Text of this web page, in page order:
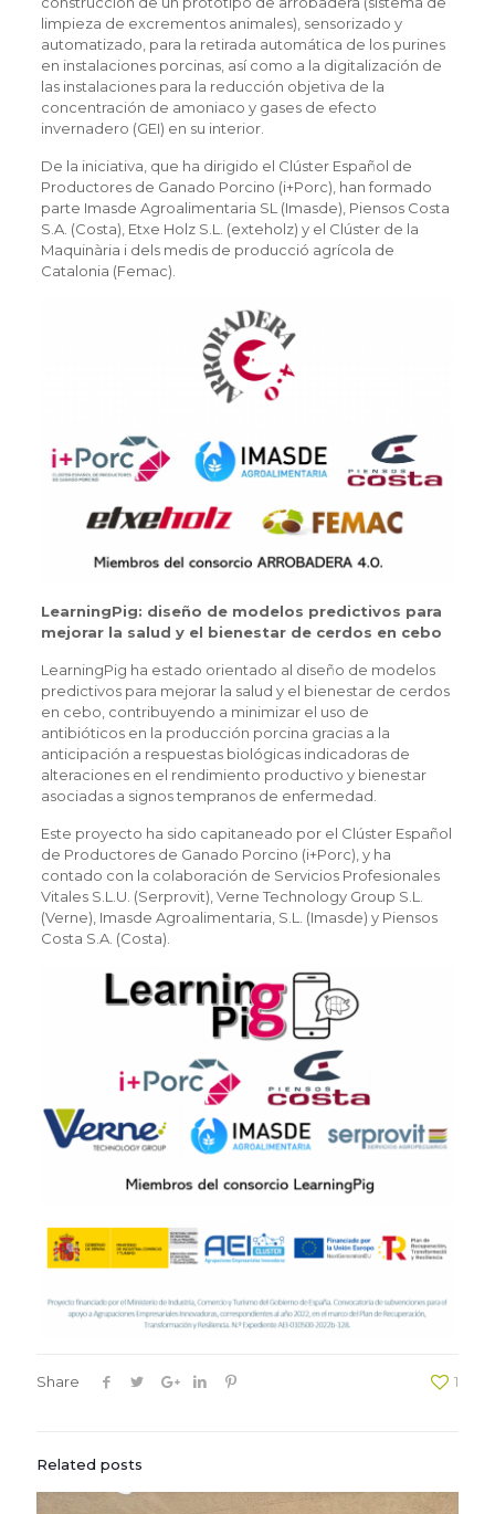
limpieza de excrementos animales), sensorizado y
automatizado, para la retirada automática de los purines
en instalaciones porcinas, así como a la digitalización de
las instalaciones para la reducción objetiva de la
concentración de amoniaco y gases de efecto
invernadero (GEI) en su interior.
De la iniciativa, que ha dirigido el Clúster Español de
Productores de Ganado Porcino (i+Porc), han formado
parte Imasde Agroalimentaria SL (Imasde), Piensos Costa
S.A. (Costa), Etxe Holz S.L. (exteholz) y el Clúster de la
Maquinària i dels medis de producció agrícola de
Catalonia (Femac).
LearningPig: diseño de modelos predictivos para
mejorar la salud y el bienestar de cerdos en cebo
LearningPig ha estado orientado al diseño de modelos
predictivos para mejorar la salud y el bienestar de cerdos
en cebo, contribuyendo a minimizar el uso de
antibióticos en la producción porcina gracias a la
anticipación a respuestas biológicas indicadoras de
alteraciones en el rendimiento productivo y bienestar
asociadas a signos tempranos de enfermedad.
Este proyecto ha sido capitaneado por el Clúster Español
de Productores de Ganado Porcino (i+Porc), y ha
contado con la colaboración de Servicios Profesionales
Vitales S.L.U. (Serprovit), Verne Technology Group S.L.
(Verne), Imasde Agroalimentaria, S.L. (Imasde) y Piensos
Costa S.A. (Costa).
Share 1
Related posts